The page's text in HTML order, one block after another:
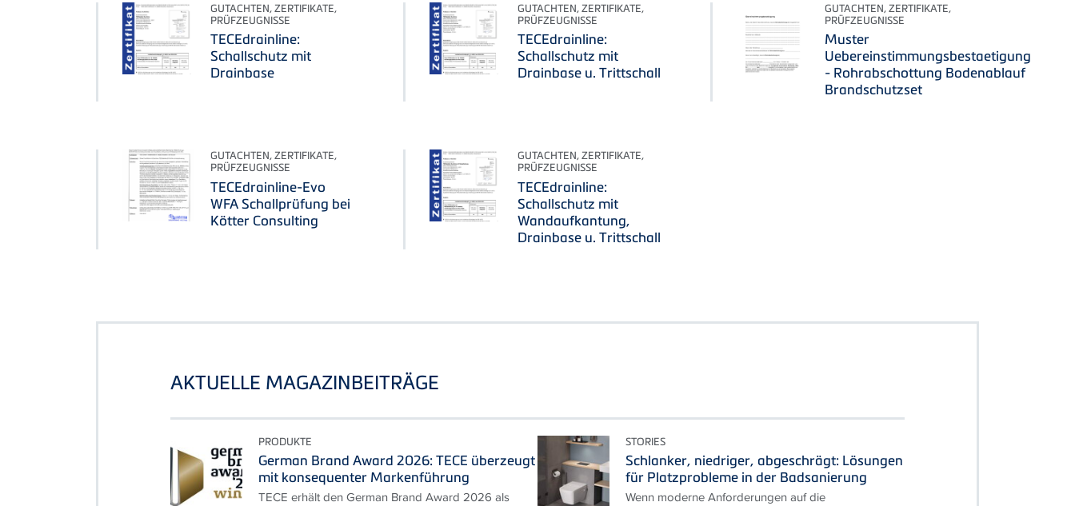
GUTACHTEN, ZERTIFIKATE,
PRÜFZEUGNISSE
TECEdrainline:
Schallschutz mit
Drainbase
GUTACHTEN, ZERTIFIKATE,
PRÜFZEUGNISSE
TECEdrainline:
Schallschutz mit
Drainbase u. Trittschall
GUTACHTEN, ZERTIFIKATE,
PRÜFZEUGNISSE
Muster
Uebereinstimmungsbestaetigung
- Rohrabschottung Bodenablauf
Brandschutzset
GUTACHTEN, ZERTIFIKATE,
PRÜFZEUGNISSE
TECEdrainline-Evo
WFA Schallprüfung bei
Kötter Consulting
GUTACHTEN, ZERTIFIKATE,
PRÜFZEUGNISSE
TECEdrainline:
Schallschutz mit
Wandaufkantung,
Drainbase u. Trittschall
AKTUELLE MAGAZINBEITRÄGE
PRODUKTE
German Brand Award 2026: TECE überzeugt
mit konsequenter Markenführung
TECE erhält den German Brand Award 2026 als
STORIES
Schlanker, niedriger, abgeschrägt: Lösungen
für Platzprobleme in der Badsanierung
Wenn moderne Anforderungen auf die